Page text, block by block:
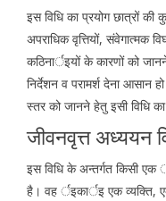
इस विधि का प्रयोग छात्रों की
अपराधिक वृत्तियों, संवेगात्मक
कठिनार्इयों के कारणों को
निर्देशन व परामर्श देना आसान
स्तर को जानने हेतु इसी विधि
जीवनवृत्त अध्ययन
इस विधि के अन्तर्गत किसी
है। वह र्इकार्इ एक व्यक्ति,